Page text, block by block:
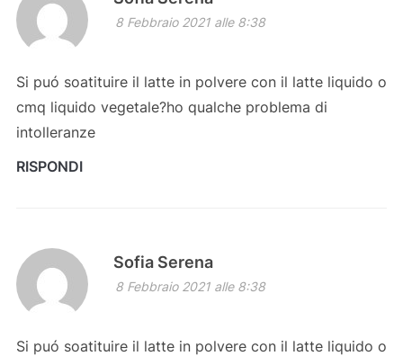
8 Febbraio 2021 alle 8:38
Si puó soatituire il latte in polvere con il latte liquido o
cmq liquido vegetale?ho qualche problema di
intolleranze
RISPONDI
Sofia Serena
8 Febbraio 2021 alle 8:38
Si puó soatituire il latte in polvere con il latte liquido o